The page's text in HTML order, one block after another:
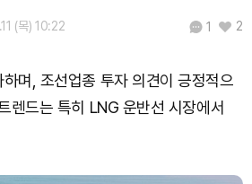
(+0.47%)
₩77,612(+1.43%)
(목) 10:22 1 2
며, 조선업종 투자 의견이 긍정적으
렌드는 특히 LNG 운반선 시장에서